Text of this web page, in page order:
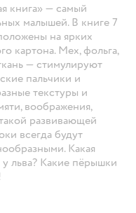
книга» — самый
малышей. В книге 7
на ярких
картона. Мех, фольга,
— стимулируют
пальчики и
текстуры и
воображения,
развивающей
всегда будут
Какая
льва? Какие пёрышки